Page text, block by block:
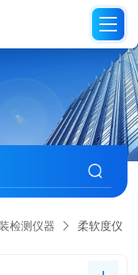
检测仪器 柔软度仪